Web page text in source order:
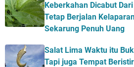
Keberkahan Dicabut
Tetap Berjalan
Sekarung Penuh Uang
Salat Lima Waktu itu
Tapi juga Tempat